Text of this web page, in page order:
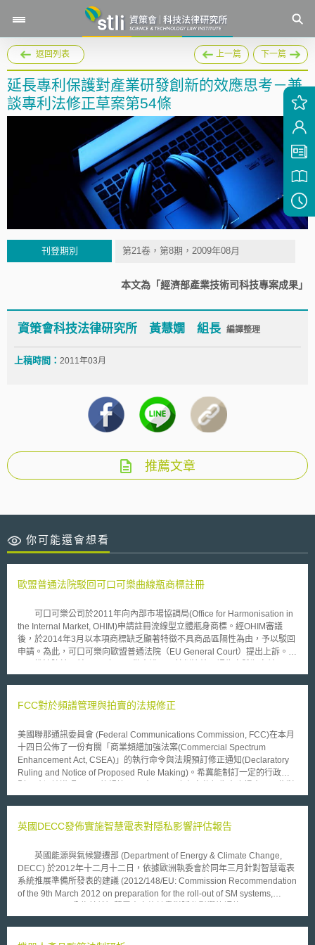
返回列表 上一篇 下一篇
延長專利保護對產業研發創新的效應思考－兼
談專利法修正草案第54條
刊登期別 第21卷，第8期，2009年08月
本文為「經濟部產業技術司科技專案成果」
資策會科技法律研究所 黃慧嫺 組長 編譯整理
上稿時間： 2011年03月
推薦文章
你可能還會想看
歐盟普通法院駁回可口可樂曲線瓶商標註冊
可口可樂公司於2011年向內部市場協調局(Office for Harmonisation in
the Internal Market, OHIM)申請註冊流線型立體瓶身商標。經OHIM審議
後，於2014年3月以本項商標缺乏顯著特徵不具商品區隔性為由，予以駁回
申請。為此，可口可樂向歐盟普通法院（EU General Court）提出上訴。
備與市場上其他可樂瓶區隔的具體特徵，根據共同體商標條例第7(1)(b)條
法證明該瓶身於市場上具有明顯的商品獨特性，不能讓消費者得以一眼看出
識為指示商品或服務來源，得與他人之商品或服務相區別者)排除7(1)(b)之
適用條件，基於上述理由判決可口可樂公司敗訴。 透過此案件，一定
程度呈現OHIM與歐盟法院在立體商標認定上相對審慎的態度。 在歐盟
有關外觀設計與商標的聲請，係依照歐盟「共同體商標條例」(Council
Regulation (EC) No. 207/2009)所規範。經申請通過之歐洲共體商標(CTM)
販售之商品外觀或形狀申請註冊商標是具有難度的，必須係該外觀及形狀為
能。 「本文同步刊登於TIPS網站（https://www.tips.org.tw）」
FCC對於頻譜管理與拍賣的法規修正
美國聯那通訊委員會 (Federal Communications Commission, FCC)在本月
十四日公佈了一份有關「商業頻譜加強法案(Commercial Spectrum
Enhancement Act, CSEA)」的執行命令與法規預訂修正通知(Declaratory
Ruling and Notice of Proposed Rule Making)。希冀能制訂一定的行政規
於目前競價拍賣規則的相關修正意見。 最初在 CSEA法案中設計了頻
1432-1435 MHz, 1710-1755 MHz, and 2385-2390 MHz)中，以及一些從
而在FCC的公佈報告中，委員會認為惟有定義清楚，方能有效地落實該法的
執行。因此FCC詳細解釋說明了CSEA中對於「總體現金收益(total cash
proceeds)」的意義，FCC認為所謂的總體現金收益應該是原始獲標的價格
扣除掉任何有可能的折扣或扣損；同時，FCC也在預定修正公告中，認為應
改變委員會的拍賣價格規定以配合CSEA的規定。另外，也修正了部落地的
英國DECC發佈實施智慧電表對隱私影響評估報告
英國能源與氣候變遷部 (Department of Energy & Climate Change,
DECC) 於2012年十二月十二日，依據歐洲執委會於同年三月針對智慧電表
系統推展準備所發表的建議 (2012/148/EU: Commission Recommendation
of the 9th March 2012 on preparation for the roll-out of SM systems,
Impact Assessment)。 該項評估羅列了十一項面向，分別探討其可能